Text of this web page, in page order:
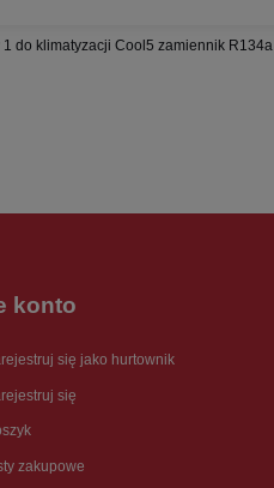
1 do klimatyzacji Cool5 zamiennik R134a
konto
się jako hurtownik
się
zakupowe